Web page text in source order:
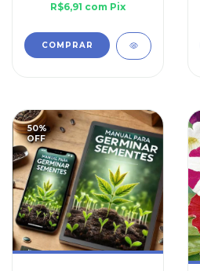
R$6,91 com Pix
50%
OFF